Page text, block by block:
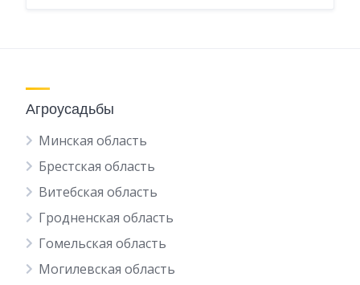
Агроусадьбы
Минская область
Брестская область
Витебская область
Гродненская область
Гомельская область
Могилевская область